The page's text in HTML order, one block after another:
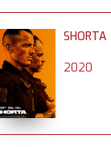
SHORTA
2020